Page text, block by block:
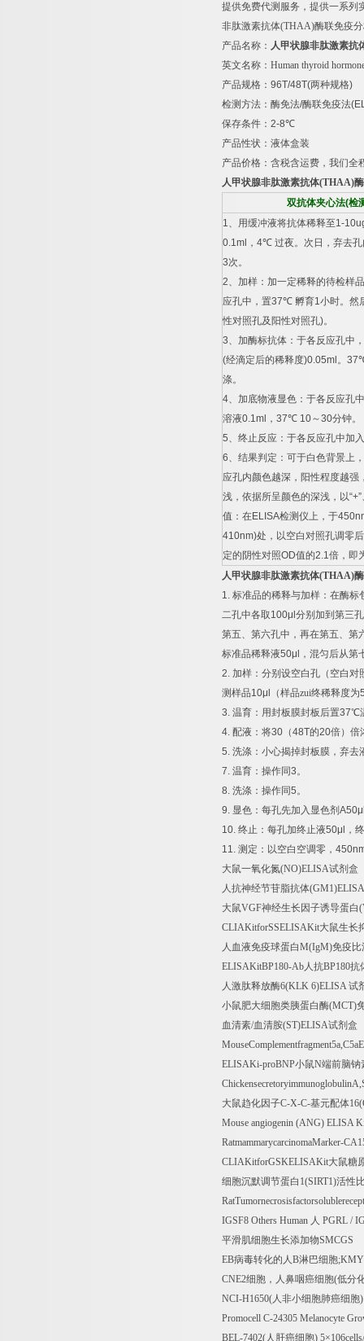
提供免费代测服务，提供一系列
非肽激素抗体(THAA)酶联免疫
产品名称： 人甲状腺非肽激素抗
英文名称： Human thyroid
产品规格： 96T/48T(两种规格)
检测方法：酶免法/酶联免疫法
保存条件： 2-8℃
产品性状：液体盒装
产品价格：含税含运费，我们全
人甲状腺非肽激素抗体(THAA)
双抗体夹心法(检
1、用缓冲液将抗体稀释至1-
0.1ml ， 4℃ 过夜。次日，弃去
3次。
2、加样：加一定稀释的待检样品
应孔中，置37℃ 孵育1小时。然
性对照孔及阳性对照孔)。
3、加酶标抗体：于各反应孔中
(经滴定后的稀释度)0.05ml 。 37
涤。
4、加底物液显色：于各反应孔
溶液0.1ml ， 37℃ 10～30分钟。
5、终止反应：于各反应孔中加入
6、结果判定：可于白色背景上
应孔内颜色越深，阳性程度越强
浅，依据所呈颜色的深浅，以“+”
值：在ELISA检测仪上，于
410nm)处，以空白对照孔调零
定的阴性对照OD值的2.1倍，即
人甲状腺非肽激素抗体(THAA)
1. 标准品的稀释与加样：在酶标
二孔中各取100μl 分别加到第三
第五、第六孔中，再在第五、第
标准品稀释液50μl
，混匀后从第
2. 加样：分别设空白孔（空白
测样品10μl （样品zui终稀释度为
3. 温育：用封板膜封板后置37℃
4. 配液：将30 （48T的20倍）倍
5. 洗涤：小心揭掉封板膜，弃去
7. 温育：操作同3。
8. 洗涤：操作同5。
9. 显色：每孔先加入显色剂
10. 终止：每孔加终止液50μl
，
11. 测定：以空白空调零，
大鼠一氧化氮(NO)ELISA试剂盒
人抗神经节苷脂抗体(GM1)ELISA
大鼠VGF神经生长因子诱导蛋白
CLIAKitforSSELISAKit大鼠生长
人血液免疫球蛋白M(IgM)免疫比
ELISAKitBP180-Ab人抗BP180抗
人激肽释放酶6(KLK 6)ELISA试
小鼠肥大细胞类胰蛋白酶(MCT)
血清素/血清胺(ST)ELISA试剂盒
ELISAKi-proBNP小鼠N端前脑钠
大鼠趋化因子C-X-C-基元配体
Mouse angiogenin (ANG) ELISA
RatmammarycarcinomaMarker-
CLIAKitforGSKELISAKit大鼠糖
细胞沉默调节蛋白 1(SIRT1)活性
IGSF8 Others Human 人 PGRL /
平滑肌细胞生长添加物SMCGS
EB病毒转化的人B淋巴细胞
CNE2细胞，人鼻咽癌细胞(低分
NCI-H1650(人非小细胞肺癌细胞
Promocell C-24305 Melanocyte
BEL-7402(人肝癌细胞) 5×106cells/